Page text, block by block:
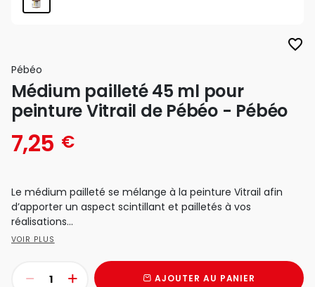
favorite_border
Pébéo
Médium pailleté 45 ml pour
peinture Vitrail de Pébéo - Pébéo
7,25 €
Le médium pailleté se mélange à la peinture Vitrail afin
d’apporter un aspect scintillant et pailletés à vos
réalisations...
VOIR PLUS
AJOUTER AU PANIER